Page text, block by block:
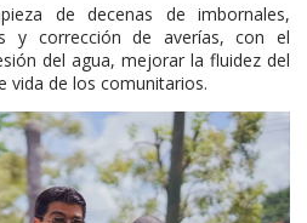
de decenas de imbornales,
y corrección de averías, con el
del agua, mejorar la fluidez del
vida de los comunitarios.